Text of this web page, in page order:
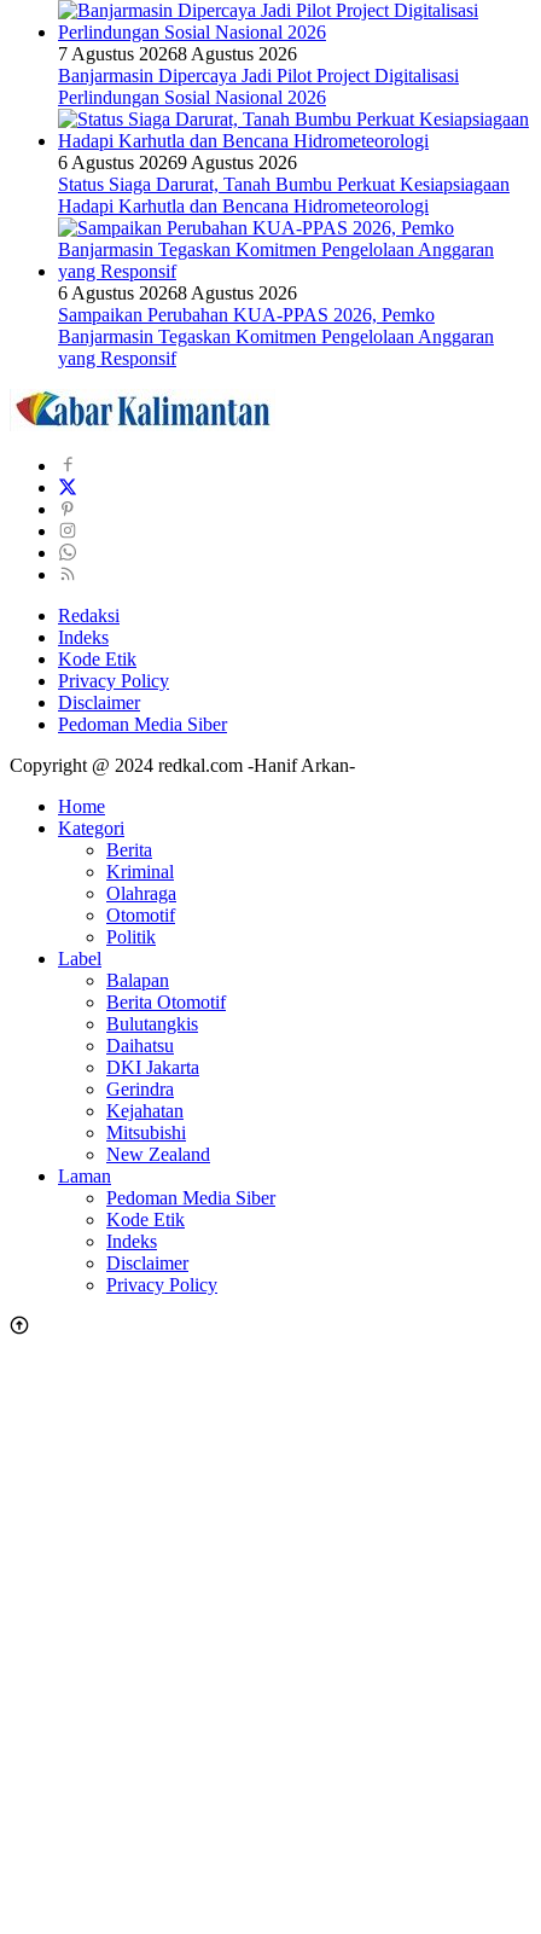
7 Agustus 20268 Agustus 2026
Banjarmasin Dipercaya Jadi Pilot Project Digitalisasi
Perlindungan Sosial Nasional 2026
6 Agustus 20269 Agustus 2026
Status Siaga Darurat, Tanah Bumbu Perkuat Kesiapsiagaan
Hadapi Karhutla dan Bencana Hidrometeorologi
6 Agustus 20268 Agustus 2026
Sampaikan Perubahan KUA-PPAS 2026, Pemko
Banjarmasin Tegaskan Komitmen Pengelolaan Anggaran
yang Responsif
Redaksi
Indeks
Kode Etik
Privacy Policy
Disclaimer
Pedoman Media Siber
Copyright @ 2024 redkal.com -Hanif Arkan-
Home
Kategori
Berita
Kriminal
Olahraga
Otomotif
Politik
Label
Balapan
Berita Otomotif
Bulutangkis
Daihatsu
DKI Jakarta
Gerindra
Kejahatan
Mitsubishi
New Zealand
Laman
Pedoman Media Siber
Kode Etik
Indeks
Disclaimer
Privacy Policy